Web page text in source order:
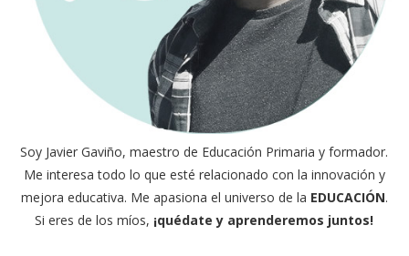
Soy Javier Gaviño, maestro de Educación Primaria y formador.
Me interesa todo lo que esté relacionado con la innovación y
mejora educativa. Me apasiona el universo de la EDUCACIÓN.
Si eres de los míos, ¡quédate y aprenderemos juntos!